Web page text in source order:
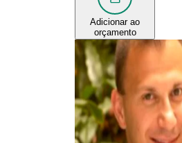
Adicionar ao
orçamento